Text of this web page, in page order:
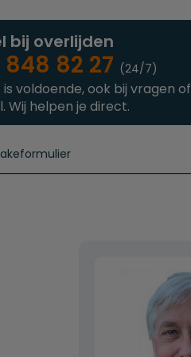
bij overlijden
82 27 (24/7)
voldoende, ook bij vragen of
Wij helpen je direct.